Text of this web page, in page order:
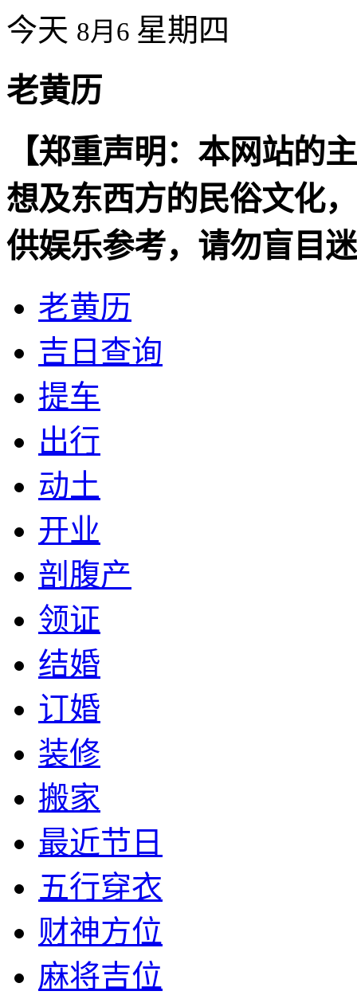
今天 8月6 星期四
老黄历
【郑重声明：本网站的
想及东西方的民俗文化
供娱乐参考，请勿盲目
老黄历
吉日查询
提车
出行
动土
开业
剖腹产
领证
结婚
订婚
装修
搬家
最近节日
五行穿衣
财神方位
麻将吉位